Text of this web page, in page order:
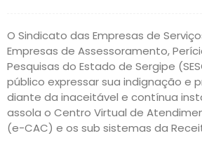
O Sindicato das Empresas de
Empresas de Assessoramento,
Pesquisas do Estado de Sergipe
público expressar sua indignação e
diante da inaceitável e contínua
assola o Centro Virtual de
(e-CAC) e os sub sistemas da